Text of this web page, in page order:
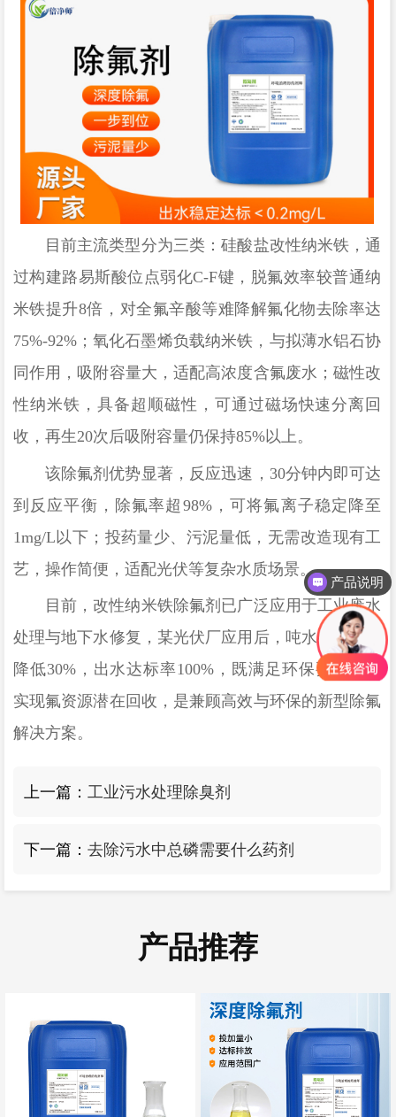
目前主流类型分为三类：硅酸盐改性纳米铁，通
过构建路易斯酸位点弱化C-F键，脱氟效率较普通纳
米铁提升8倍，对全氟辛酸等难降解氟化物去除率达
75%-92%；氧化石墨烯负载纳米铁，与拟薄水铝石协
同作用，吸附容量大，适配高浓度含氟废水；磁性改
性纳米铁，具备超顺磁性，可通过磁场快速分离回
收，再生20次后吸附容量仍保持85%以上。
该除氟剂优势显著，反应迅速， 30分钟内即可达
到反应平衡，除氟率超98%，可将氟离子稳定降至
1mg/L以下；投药量少、污泥量低，无需改造现有工
艺，操作简便，适配光伏等复杂水质场景。
目前， 改性纳米铁除氟剂 已广泛应用于工业废水
处理与地下水修复，某光伏厂应用后，吨水处理成本
降低30%，出水达标率100%，既满足环保要求，又
实现氟资源潜在回收，是兼顾高效与环保的新型除氟
解决方案。
上一篇： 工业污水处理除臭剂
下一篇：去除污水中总磷需要什么药剂
产品推荐
产品说明